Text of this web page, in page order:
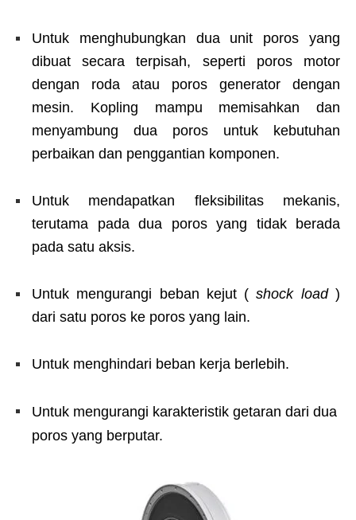
Untuk menghubungkan dua unit poros yang
dibuat secara terpisah, seperti poros motor
dengan roda atau poros generator dengan
mesin. Kopling mampu memisahkan dan
menyambung dua poros untuk kebutuhan
perbaikan dan penggantian komponen.
Untuk mendapatkan fleksibilitas mekanis,
terutama pada dua poros yang tidak berada
pada satu aksis.
Untuk mengurangi beban kejut (shock load)
dari satu poros ke poros yang lain.
Untuk menghindari beban kerja berlebih.
Untuk mengurangi karakteristik getaran dari dua
poros yang berputar.